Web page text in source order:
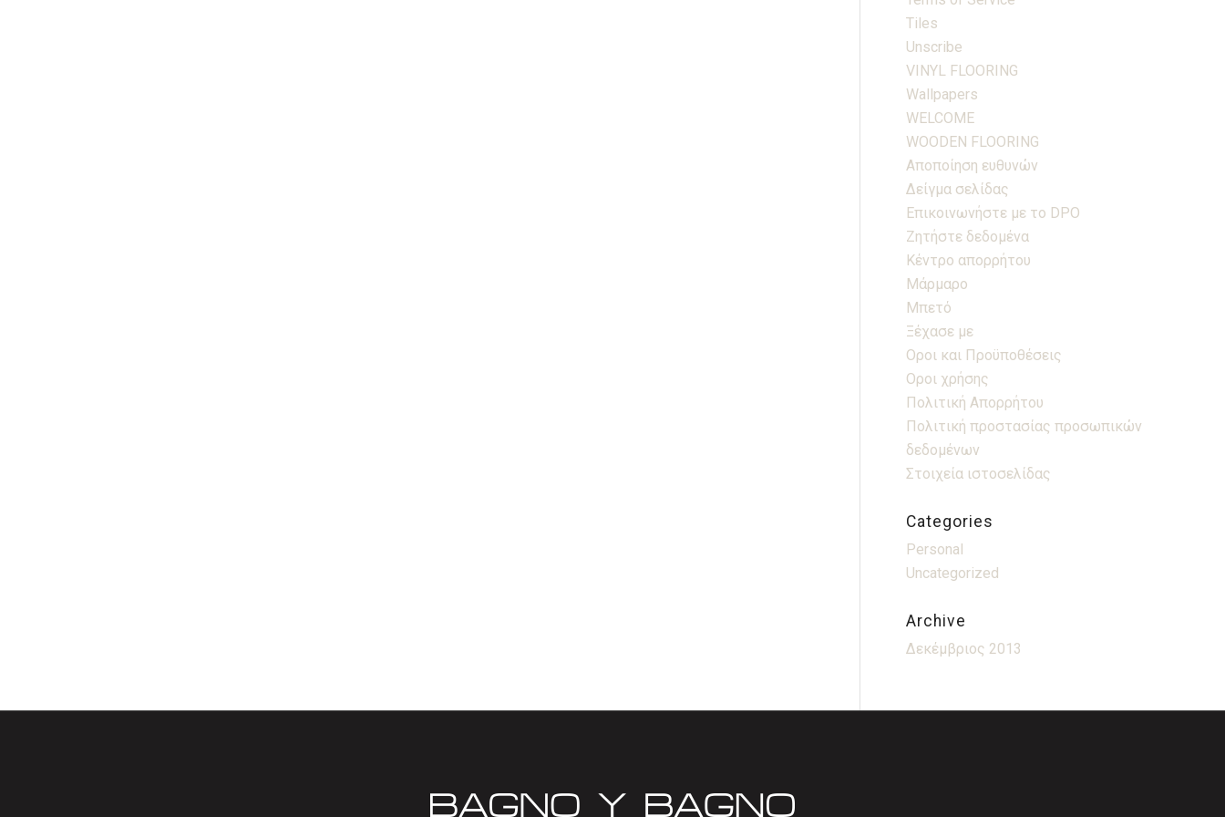
Tiles
Unscribe
VINYL FLOORING
Wallpapers
WELCOME
WOODEN FLOORING
Αποποίηση ευθυνών
Δείγμα σελίδας
Επικοινωνήστε με το DPO
Ζητήστε δεδομένα
Κέντρο απορρήτου
Μάρμαρο
Μπετό
Ξέχασε με
Οροι και Προϋποθέσεις
Οροι χρήσης
Πολιτική Απορρήτου
Πολιτική προστασίας προσωπικών
δεδομένων
Στοιχεία ιστοσελίδας
Categories
Personal
Uncategorized
Archive
Δεκέμβριος 2013